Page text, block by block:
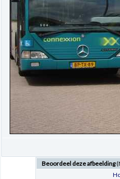
Beoordeel deze afbeelding